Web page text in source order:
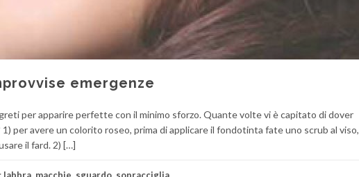
emergenze
per apparire perfette con il minimo sforzo. Quante volte vi è capitato di dover
per avere un colorito roseo, prima di applicare il fondotinta fate uno scrub al viso,
il fard. 2) […]